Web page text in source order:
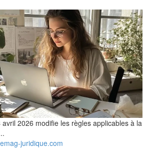
2026 modifie les règles applicables à la
juridique.com